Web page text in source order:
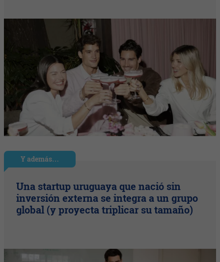
Y además…
Una startup uruguaya que nació sin
inversión externa se integra a un grupo
global (y proyecta triplicar su tamaño)